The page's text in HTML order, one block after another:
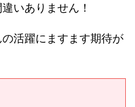
いありません！
活躍にますます期待が